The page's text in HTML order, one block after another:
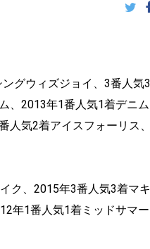
グウィズジョイ、3番人気3
、2013年1番人気1着デニム
気2着アイスフォーリス、
ク、2015年3番人気3着マキ
年1番人気1着ミッドサマー